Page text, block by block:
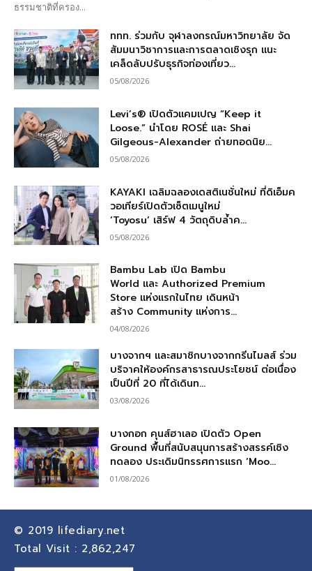
ธรรมชาติที่ครอง...
ททท. ร่วมกับ จุฬาลงกรณ์มหาวิทยาลัย จัด
สัมมนาวิชาการและการตลาดเชิงรุก แนะ
เคล็ดลับปรับธุรกิจท่องเที่ยว...
05/08/2026
Levi’s® เปิดตัวแคมเปญ “Keep it
Loose.” นำโดย ROSÉ และ Shai
Gilgeous-Alexander ถ่ายทอดนิย...
05/08/2026
KAYAKI เฉลิมฉลองเดสติเนชั่นใหม่ ที่ดิเอ็มค
วอเทียร์เปิดตัวเซ็ตเมนูใหม่
‘Toyosu’ เสิร์ฟ 4 วัตถุดิบล้ำค...
05/08/2026
Bambu Lab เปิด Bambu
World และ Authorized Premium
Store แห่งแรกในไทย เดินหน้า
สร้าง Community แห่งการ...
04/08/2026
บางจากฯ และสมาชิกบางจากกรีนไมลส์ ร่วม
บริจาคให้องค์กรสาธารณประโยชน์ ต่อเนื่อง
เป็นปีที่ 20 ที่ได้เดินท...
03/08/2026
บางกอก คุนส์ฮาเลอ เปิดตัว Open
Ground พื้นที่สนับสนุนการสร้างสรรค์เชิง
ทดลอง ประเดิมนิทรรศการแรก ‘Moo...
01/08/2026
© 2019 lifediary.net
Total Visit : 2,862,247